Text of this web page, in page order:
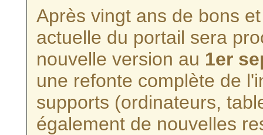
Après vingt ans de bons
actuelle du portail sera
nouvelle version au 1er
une refonte complète de
supports (ordinateurs,
également de nouvelles